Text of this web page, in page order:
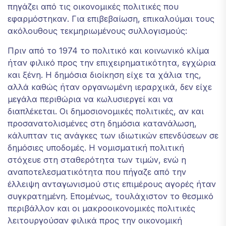
πηγάζει από τις οικονομικές πολιτικές που
εφαρμόστηκαν. Για επιβεβαίωση, επικαλούμαι τους
ακόλουθους τεκμηριωμένους συλλογισμούς:
Πριν από το 1974 το πολιτικό και κοινωνικό κλίμα
ήταν φιλικό προς την επιχειρηματικότητα, εγχώρια
και ξένη. Η δημόσια διοίκηση είχε τα χάλια της,
αλλά καθώς ήταν οργανωμένη ιεραρχικά, δεν είχε
μεγάλα περιθώρια να κωλυσιεργεί και να
διαπλέκεται. Οι δημοσιονομικές πολιτικές, αν και
προσανατολισμένες στη δημόσια κατανάλωση,
κάλυπταν τις ανάγκες των ιδιωτικών επενδύσεων σε
δημόσιες υποδομές. Η νομισματική πολιτική
στόχευε στη σταθερότητα των τιμών, ενώ η
αναποτελεσματικότητα που πήγαζε από την
έλλειψη ανταγωνισμού στις επιμέρους αγορές ήταν
συγκρατημένη. Επομένως, τουλάχιστον το θεσμικό
περιβάλλον και οι μακροοικονομικές πολιτικές
λειτουργούσαν φιλικά προς την οικονομική